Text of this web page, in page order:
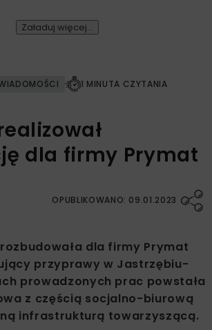
Załaduj więcej...
1 MINUTA CZYTANIA
dla firmy Prymat
OPUBLIKOWANO: 09.01.2023
rozbudowała dla firmy Prymat
przyprawy w Jastrzębiu-
prowadzonych prac powstała
z częścią socjalno-biurową
infrastrukturą towarzyszącą.